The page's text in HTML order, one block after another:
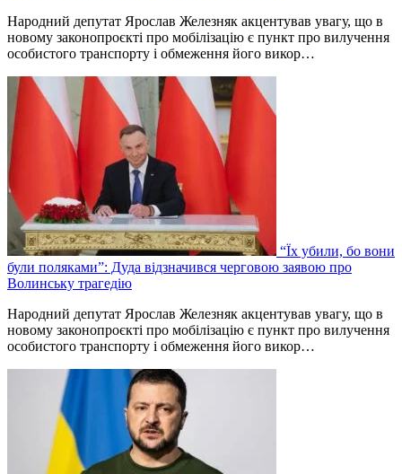
Народний депутат Ярослав Железняк акцентував увагу, що в
новому законопроєкті про мобілізацію є пункт про вилучення
особистого транспорту і обмеження його викор…
“Їх убили, бо вони
були поляками”: Дуда відзначився черговою заявою про
Волинську трагедію
Народний депутат Ярослав Железняк акцентував увагу, що в
новому законопроєкті про мобілізацію є пункт про вилучення
особистого транспорту і обмеження його викор…